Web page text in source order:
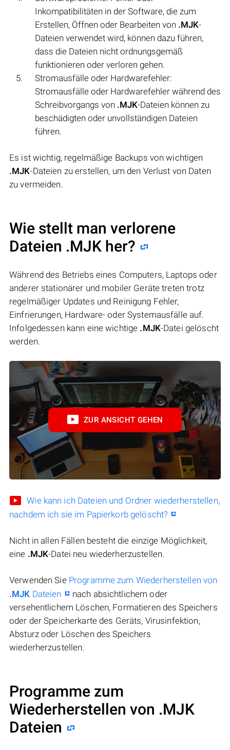
Inkompatibilitäten in der Software, die zum
Erstellen, Öffnen oder Bearbeiten von .MJK-
Dateien verwendet wird, können dazu führen,
dass die Dateien nicht ordnungsgemäß
funktionieren oder verloren gehen.
Stromausfälle oder Hardwarefehler:
Stromausfälle oder Hardwarefehler während des
Schreibvorgangs von .MJK-Dateien können zu
beschädigten oder unvollständigen Dateien
führen.
Es ist wichtig, regelmäßige Backups von wichtigen
.MJK-Dateien zu erstellen, um den Verlust von Daten
zu vermeiden.
Wie stellt man verlorene
Dateien .MJK her?
Während des Betriebs eines Computers, Laptops oder
anderer stationärer und mobiler Geräte treten trotz
regelmäßiger Updates und Reinigung Fehler,
Einfrierungen, Hardware- oder Systemausfälle auf.
Infolgedessen kann eine wichtige .MJK-Datei gelöscht
werden.
ZUR ANSICHT GEHEN
Wie kann ich Dateien und Ordner wiederherstellen,
nachdem ich sie im Papierkorb gelöscht?
Nicht in allen Fällen besteht die einzige Möglichkeit,
eine .MJK-Datei neu wiederherzustellen.
Verwenden Sie Programme zum Wiederherstellen von
.MJK Dateien
nach absichtlichem oder
versehentlichem Löschen, Formatieren des Speichers
oder der Speicherkarte des Geräts, Virusinfektion,
Absturz oder Löschen des Speichers
wiederherzustellen.
Programme zum
Wiederherstellen von .MJK
Dateien